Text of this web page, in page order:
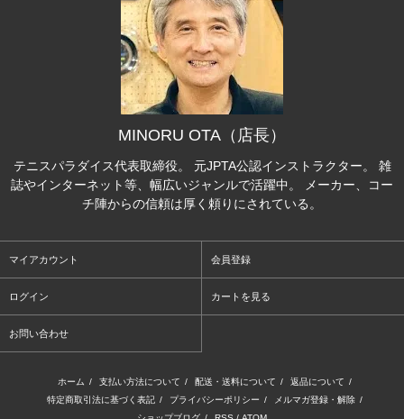
MINORU OTA（店長）
テニスパラダイス代表取締役。 元JPTA公認インストラクター。 雑
誌やインターネット等、幅広いジャンルで活躍中。 メーカー、コー
チ陣からの信頼は厚く頼りにされている。
マイアカウント 会員登録
ログイン カートを見る
お問い合わせ
ホーム / 支払い方法について / 配送・送料について / 返品について /
特定商取引法に基づく表記 / プライバシーポリシー / メルマガ登録・解除 /